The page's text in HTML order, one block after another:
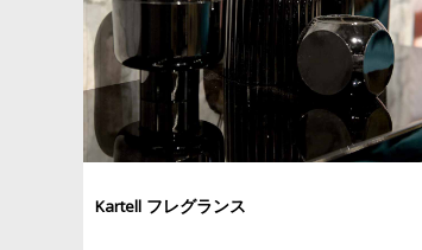
Kartell フレグランス